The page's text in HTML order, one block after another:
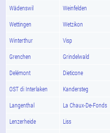
Wädenswil Weinfelden
Wettingen Wetzikon
Winterthur Visp
Grenchen Grindelwald
Delémont Dieticone
OST di Interlaken Kandersteg
Langenthal La Chaux-De-Fonds
Lenzerheide Liss